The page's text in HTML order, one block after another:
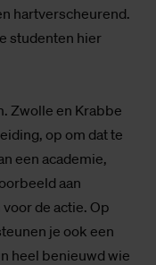
hartverscheurend.
studenten hier
Zwolle en Krabbe
op om dat te
een academie,
aan
de actie. Op
je ook een
heel benieuwd wie